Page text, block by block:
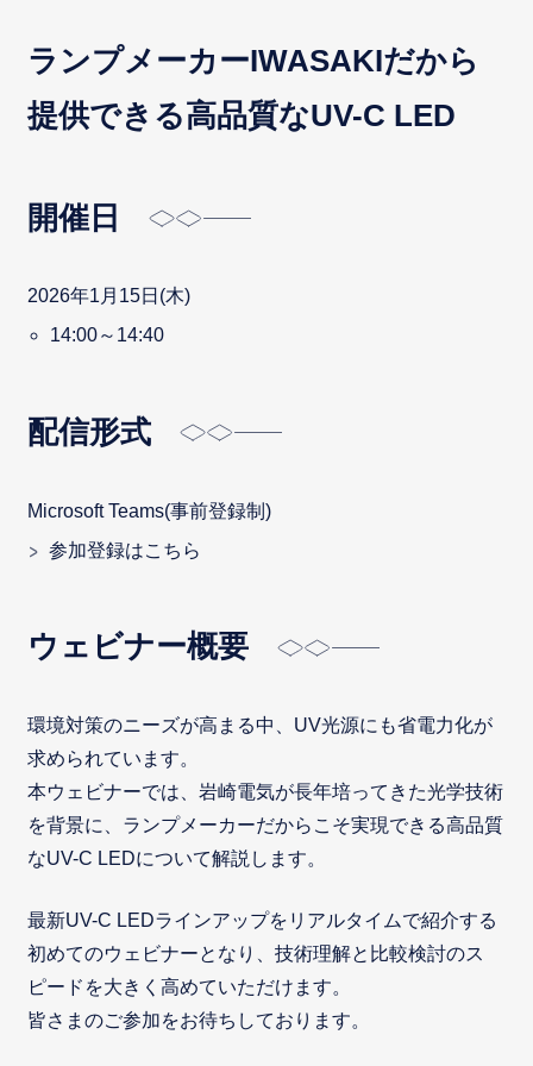
ランプメーカーIWASAKIだから
提供できる高品質なUV-C LED
開催日
2026年1月15日(木)
14:00～14:40
配信形式
Microsoft Teams(事前登録制)
参加登録はこちら
ウェビナー概要
環境対策のニーズが高まる中、UV光源にも省電力化が
求められています。
本ウェビナーでは、岩崎電気が長年培ってきた光学技術
を背景に、ランプメーカーだからこそ実現できる高品質
なUV-C LEDについて解説します。
最新UV-C LEDラインアップをリアルタイムで紹介する
初めてのウェビナーとなり、技術理解と比較検討のス
ピードを大きく高めていただけます。
皆さまのご参加をお待ちしております。